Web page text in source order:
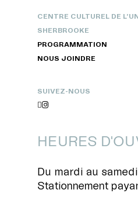
CENTRE CULTUREL DE
SHERBROOKE
PROGRAMMATION
NOUS JOINDRE
SUIVEZ-NOUS

HEURES
Du mardi au
Stationnement